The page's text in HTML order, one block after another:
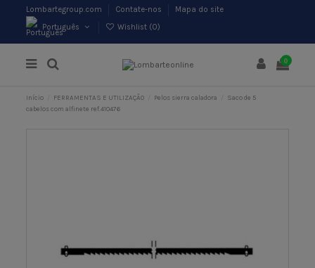
Lombartegroup.com Contate-nos
Mapa do site
Português
Wishlist (0)
0
Início FERRAMENTAS E UTILIZAÇÃO Pelos sierra caladora
Saco de 5
cabelos com alfinete ref.410476